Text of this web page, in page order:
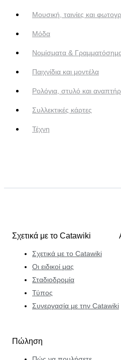
Μουσική, ταινίες και
Μόδα
Νομίσματα &
Παιχνίδια και μοντέλα
Ρολόγια, στυλό και
Συλλεκτικές κάρτες
Τέχνη
Σχετικά με το Catawiki
Σχετικά με το Catawiki
Οι ειδικοί μας
Σταδιοδρομία
Τύπος
Συνεργασία με την Catawiki
Πώληση